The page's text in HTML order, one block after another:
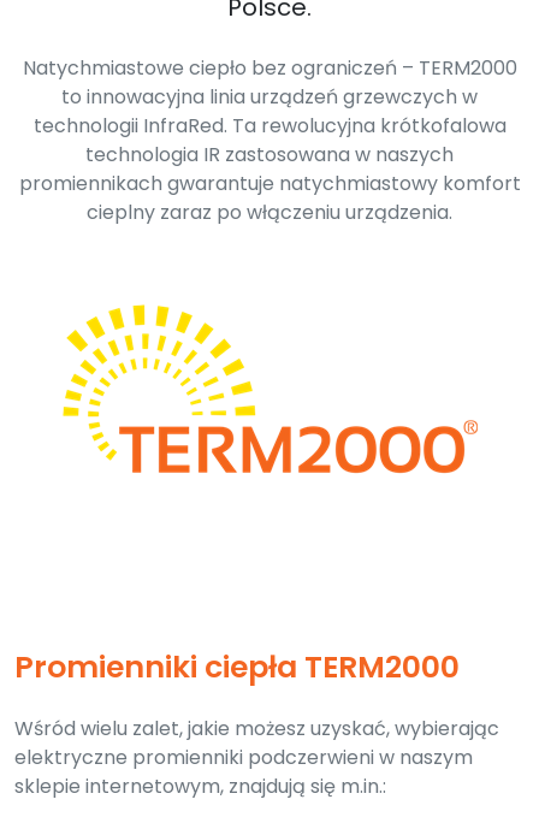
Polsce.
Natychmiastowe ciepło bez ograniczeń – TERM2000
to innowacyjna linia urządzeń grzewczych w
technologii InfraRed. Ta rewolucyjna krótkofalowa
technologia IR zastosowana w naszych
promiennikach gwarantuje natychmiastowy komfort
cieplny zaraz po włączeniu urządzenia.
Promienniki ciepła TERM2000
Wśród wielu zalet, jakie możesz uzyskać, wybierając
elektryczne promienniki podczerwieni w naszym
sklepie internetowym, znajdują się m.in.: